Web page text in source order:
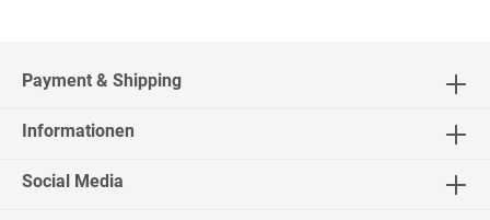
Payment & Shipping
Informationen
Social Media